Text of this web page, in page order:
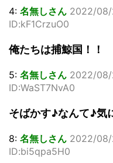
4: 名無しさん 2022/08/
ID:kF1CrzuO0
俺たちは捕鯨国！！
5: 名無しさん 2022/
ID:WaST7NvA0
そばかす♪なんて♪気
8: 名無しさん 2022/08/
ID:bi5qpa5H0